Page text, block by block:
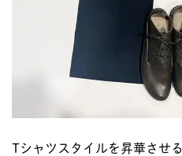
Tシャツスタイルを昇華させる